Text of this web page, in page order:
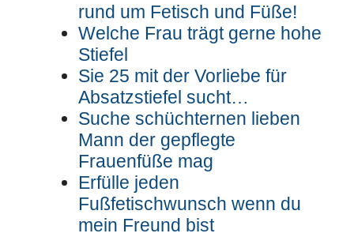
rund um Fetisch und Füße!
Welche Frau trägt gerne hohe
Stiefel
Sie 25 mit der Vorliebe für
Absatzstiefel sucht…
Suche schüchternen lieben
Mann der gepflegte
Frauenfüße mag
Erfülle jeden
Fußfetischwunsch wenn du
mein Freund bist